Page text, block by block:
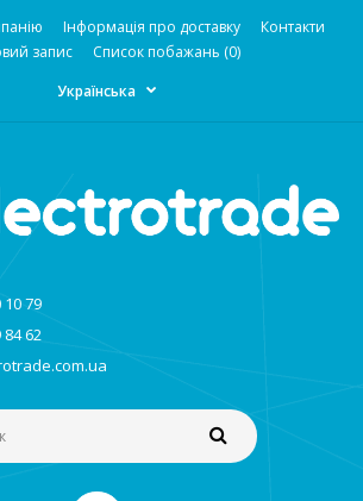
Інформація про доставку
Контакти
запис
Список побажань (0)
Українська
10 79
84 62